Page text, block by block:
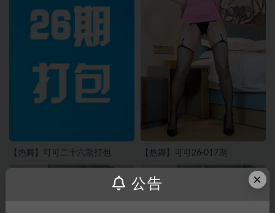
【热舞】可可二十六期打包 【热舞】可可26-017期
×
公告